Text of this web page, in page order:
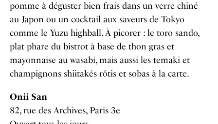
pomme à déguster bien frais dans un verre chiné
au Japon ou un cocktail aux saveurs de Tokyo
comme le Yuzu highball. À picorer : le toro sando,
plat phare du bistrot à base de thon gras et
mayonnaise au wasabi, mais aussi les temaki et
champignons shiitakés rôtis et sobas à la carte.
Onii San
82, rue des Archives, Paris 3e